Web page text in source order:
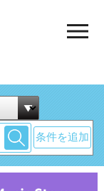
条件を追加